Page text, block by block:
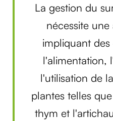
La gestion du
nécessite
impliquant
l'alimentation,
l'utilisation de
plantes telles
thym et